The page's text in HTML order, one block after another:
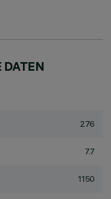
DATEN
276
7.7
1150